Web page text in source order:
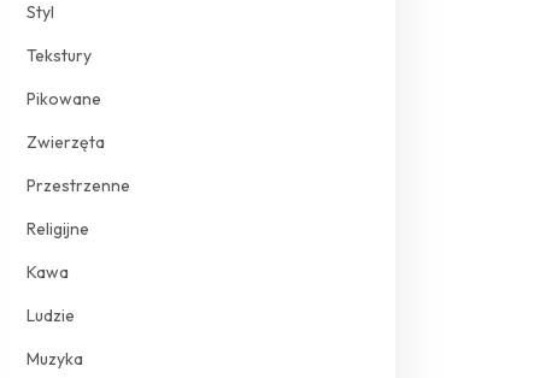
Styl
Tekstury
Pikowane
Zwierzęta
Przestrzenne
Religijne
Kawa
Ludzie
Muzyka